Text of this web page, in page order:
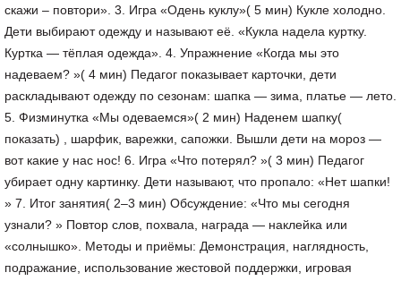
скажи – повтори». 3. Игра «Одень куклу»( 5 мин) Кукле холодно.
Дети выбирают одежду и называют её. «Кукла надела куртку.
Куртка — тёплая одежда». 4. Упражнение «Когда мы это
надеваем? »( 4 мин) Педагог показывает карточки, дети
раскладывают одежду по сезонам: шапка — зима, платье — лето.
5. Физминутка «Мы одеваемся»( 2 мин) Наденем шапку(
показать) , шарфик, варежки, сапожки. Вышли дети на мороз —
вот какие у нас нос! 6. Игра «Что потерял? »( 3 мин) Педагог
убирает одну картинку. Дети называют, что пропало: «Нет шапки!
» 7. Итог занятия( 2–3 мин) Обсуждение: «Что мы сегодня
узнали? » Повтор слов, похвала, награда — наклейка или
«солнышко». Методы и приёмы: Демонстрация, наглядность,
подражание, использование жестовой поддержки, игровая